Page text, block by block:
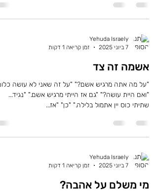
Yehuda Israely
7 ביוני 2025
זמן קריאה 1 דקות
אשמה זה צד
"על מה אתה מרגיש אשם?" "על זה שאני לא עושה
"ואם היית עושה?" "גם אז הייתי מרגיש אשם." "נגיד...
שתיתי כוס יין אתמול בלילה." "כן" "אז...
Yehuda Israely
7 ביוני 2025
זמן קריאה 1 דקות
מי משלם על אהבה?